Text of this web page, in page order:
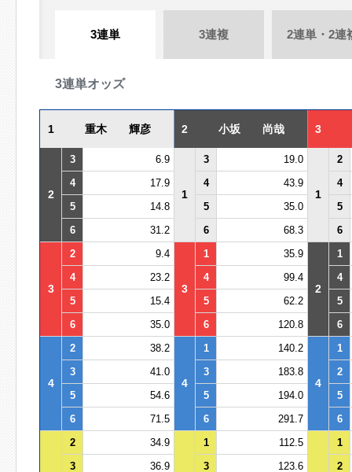
3連単 3連複 2連単・2連
3連単オッズ
1 重木 輝彦 2 小坂 尚哉 3
2
3 6.9
1
3 19.0
1
2
4
17.9 4 43.9
4
5
14.8 5 35.0
5
6
31.2 6 68.3 6
3
2 9.4
3
1 35.9
2
1
4
23.2 4 99.4
4
5
15.4 5 62.2
5
6
35.0 6 120.8 6
4
2 38.2
4
1 140.2
4
1
3
41.0 3 183.8
2
5
54.6 5 194.0
5
6
71.5 6 291.7 6
2 34.9 1 112.5
1
3
36.9 3 123.6
2